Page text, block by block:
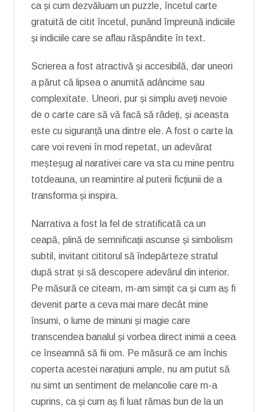
ca și cum dezvăluam un puzzle, încetul carte
gratuită de citit încetul, punând împreună indiciile
și indiciile care se aflau răspândite în text.
Scrierea a fost atractivă și accesibilă, dar uneori
a părut că lipsea o anumită adâncime sau
complexitate. Uneori, pur și simplu aveți nevoie
de o carte care să vă facă să râdeți, și aceasta
este cu siguranță una dintre ele. A fost o carte la
care voi reveni în mod repetat, un adevărat
meșteșug al narativei care va sta cu mine pentru
totdeauna, un reamintire al puterii ficțiunii de a
transforma și inspira.
Narrativa a fost la fel de stratificată ca un
ceapă, plină de semnificații ascunse și simbolism
subtil, invitant cititorul să îndepărteze stratul
după strat și să descopere adevărul din interior.
Pe măsură ce citeam, m-am simțit ca și cum aș fi
devenit parte a ceva mai mare decât mine
însumi, o lume de minuni și magie care
transcendea banalul și vorbea direct inimii a ceea
ce înseamnă să fii om. Pe măsură ce am închis
coperta acestei narațiuni ample, nu am putut să
nu simt un sentiment de melancolie care m-a
cuprins, ca și cum aș fi luat rămas bun de la un